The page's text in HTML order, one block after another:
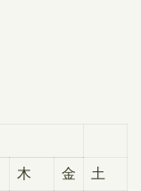
木 金 土